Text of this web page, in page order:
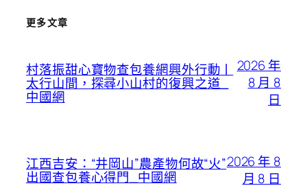
更多文章
村落振甜心寶物查包養網興外行動丨
太行山間，探尋小山村的復興之道_
中國網
2026 年
8 月 8
日
江西吉安：“井岡山”農產物何故“火”
出國查包養心得門_中國網
2026 年 8
月 8 日